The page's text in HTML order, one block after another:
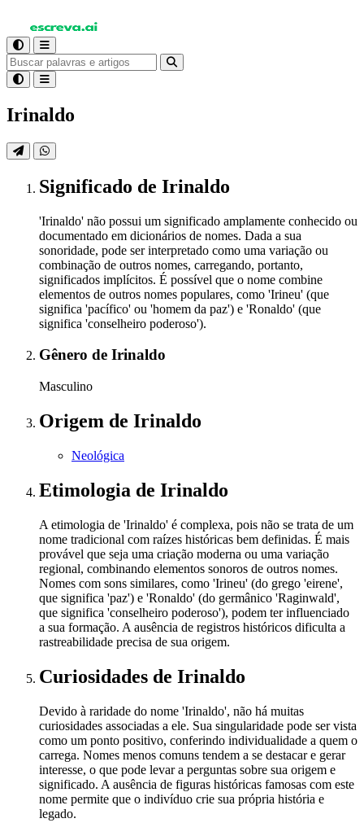
Irinaldo
Significado de Irinaldo
'Irinaldo' não possui um significado amplamente conhecido ou
documentado em dicionários de nomes. Dada a sua
sonoridade, pode ser interpretado como uma variação ou
combinação de outros nomes, carregando, portanto,
significados implícitos. É possível que o nome combine
elementos de outros nomes populares, como 'Irineu' (que
significa 'pacífico' ou 'homem da paz') e 'Ronaldo' (que
significa 'conselheiro poderoso').
Gênero de Irinaldo
Masculino
Origem de Irinaldo
Neológica
Etimologia de Irinaldo
A etimologia de 'Irinaldo' é complexa, pois não se trata de um
nome tradicional com raízes históricas bem definidas. É mais
provável que seja uma criação moderna ou uma variação
regional, combinando elementos sonoros de outros nomes.
Nomes com sons similares, como 'Irineu' (do grego 'eirene',
que significa 'paz') e 'Ronaldo' (do germânico 'Raginwald',
que significa 'conselheiro poderoso'), podem ter influenciado
a sua formação. A ausência de registros históricos dificulta a
rastreabilidade precisa de sua origem.
Curiosidades de Irinaldo
Devido à raridade do nome 'Irinaldo', não há muitas
curiosidades associadas a ele. Sua singularidade pode ser vista
como um ponto positivo, conferindo individualidade a quem o
carrega. Nomes menos comuns tendem a se destacar e gerar
interesse, o que pode levar a perguntas sobre sua origem e
significado. A ausência de figuras históricas famosas com este
nome permite que o indivíduo crie sua própria história e
legado.